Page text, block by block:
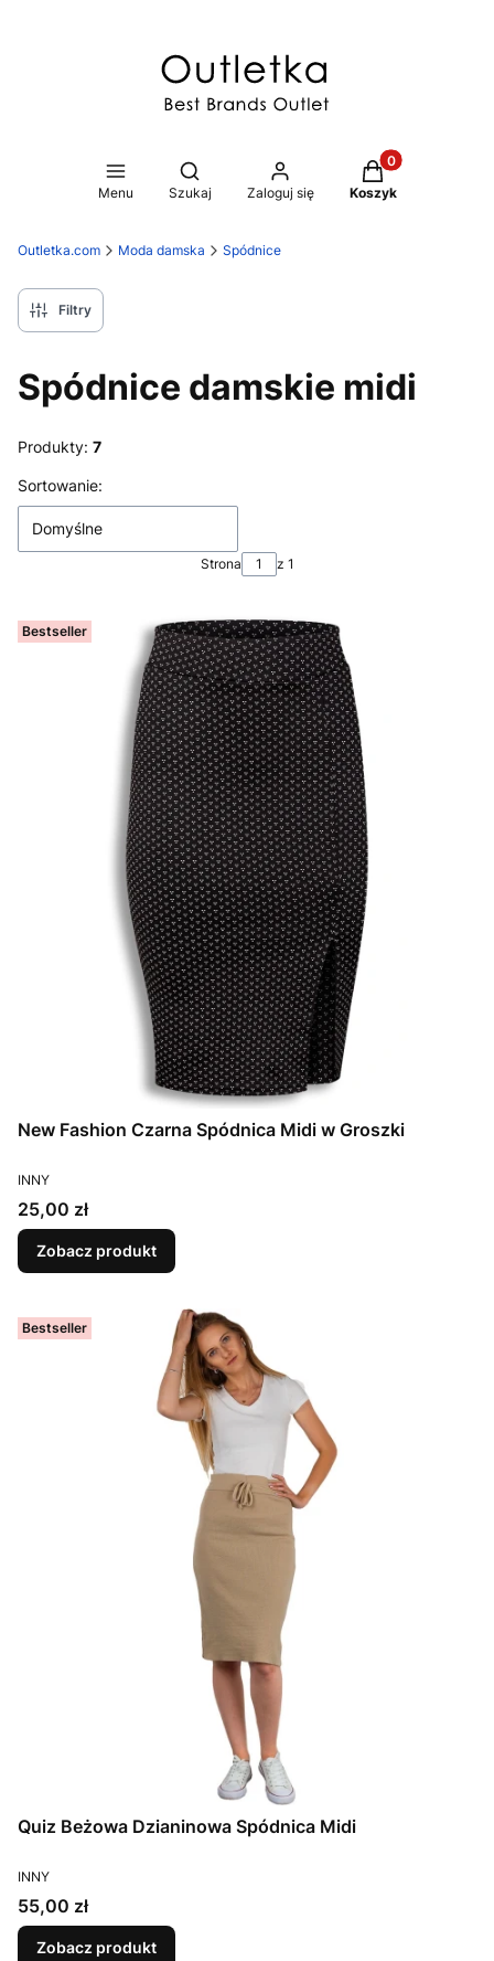
Menu
Otwórz wyszukiwarkę
Szukaj Zaloguj się
Produkty w
Koszyk
Outletka.com Moda damska Spódnice
Filtry
Spódnice damskie midi
Produkty: 7
Lista produktów
Sortowanie:
Domyślne
Strona z 1
Bestseller
New Fashion Czarna Spódnica Midi w Groszki
PRODUCENT
INNY
Cena
25,00 zł
Zobacz produkt
Bestseller
Quiz Beżowa Dzianinowa Spódnica Midi
PRODUCENT
INNY
Cena
55,00 zł
Zobacz produkt